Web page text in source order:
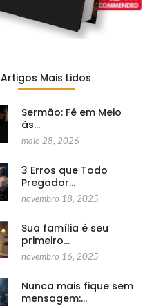
Artigos Mais Lidos
Sermão: Fé em Meio
às…
maio 28, 2026
3 Erros que Todo
Pregador…
novembro 18, 2025
Sua família é seu
primeiro…
novembro 16, 2025
Nunca mais fique sem
mensagem:…